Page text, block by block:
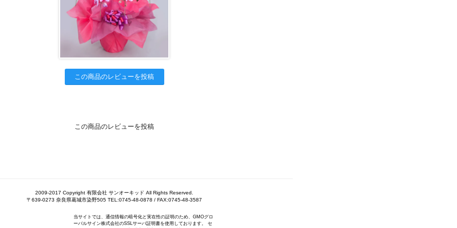
この商品のレビューを投稿
この商品のレビューを投稿
2009-2017 Copyright 有限会社 サンオーキッド All Rights Reserved.
〒639-0273 奈良県葛城市染野505 TEL:0745-48-0878 / FAX:0745-48-3587
当サイトでは、通信情報の暗号化と実在性の証明のため、GMOグロ
ーバルサイン株式会社のSSLサーバ証明書を使用しております。 セ